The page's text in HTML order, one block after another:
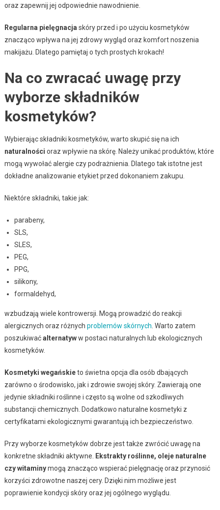
oraz zapewnij jej odpowiednie nawodnienie.
Regularna pielęgnacja skóry przed i po użyciu kosmetyków
znacząco wpływa na jej zdrowy wygląd oraz komfort noszenia
makijażu. Dlatego pamiętaj o tych prostych krokach!
Na co zwracać uwagę przy
wyborze składników
kosmetyków?
Wybierając składniki kosmetyków, warto skupić się na ich
naturalności oraz wpływie na skórę. Należy unikać produktów, które
mogą wywołać alergie czy podrażnienia. Dlatego tak istotne jest
dokładne analizowanie etykiet przed dokonaniem zakupu.
Niektóre składniki, takie jak:
parabeny,
SLS,
SLES,
PEG,
PPG,
silikony,
formaldehyd,
wzbudzają wiele kontrowersji. Mogą prowadzić do reakcji
alergicznych oraz różnych problemów skórnych . Warto zatem
poszukiwaćalternatyww postaci naturalnych lub ekologicznych
kosmetyków.
Kosmetyki wegańskieto świetna opcja dla osób dbających
zarówno o środowisko, jak i zdrowie swojej skóry. Zawierają one
jedynie składniki roślinne i często są wolne od szkodliwych
substancji chemicznych. Dodatkowo naturalne kosmetyki z
certyfikatami ekologicznymi gwarantują ich bezpieczeństwo.
Przy wyborze kosmetyków dobrze jest także zwrócić uwagę na
konkretne składniki aktywne.
Ekstrakty roślinne, oleje naturalne
czy witaminymogą znacząco wspierać pielęgnację oraz przynosić
korzyści zdrowotne naszej cery. Dzięki nim możliwe jest
poprawienie kondycji skóry oraz jej ogólnego wyglądu.